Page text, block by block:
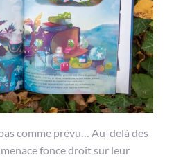
comme prévu… Au-delà des
fonce droit sur leur